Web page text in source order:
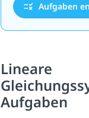
Aufgaben
Lineare
Aufgaben